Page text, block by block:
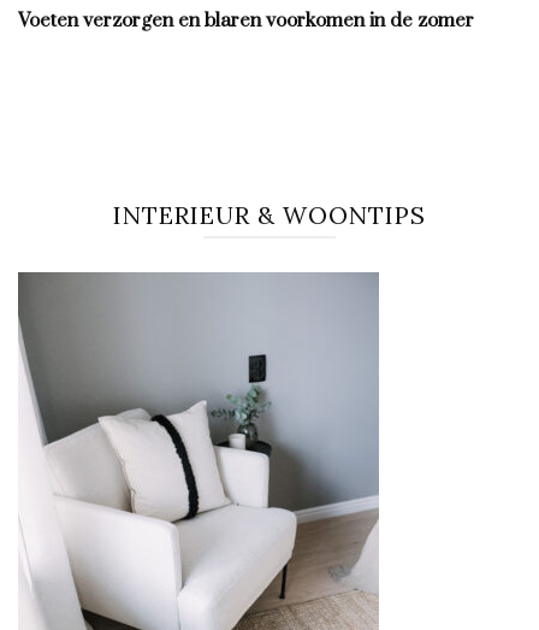
Voeten verzorgen en blaren voorkomen in de zomer
INTERIEUR & WOONTIPS